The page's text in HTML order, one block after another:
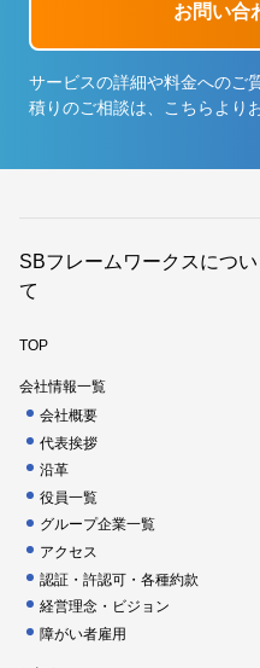
お問い合
サービスの詳細や料金へのご
積りのご相談は、こちらより
SBフレームワークスについ
て
TOP
会社情報一覧
会社概要
代表挨拶
沿革
役員一覧
グループ企業一覧
アクセス
認証・許認可・各種約款
経営理念・ビジョン
障がい者雇用